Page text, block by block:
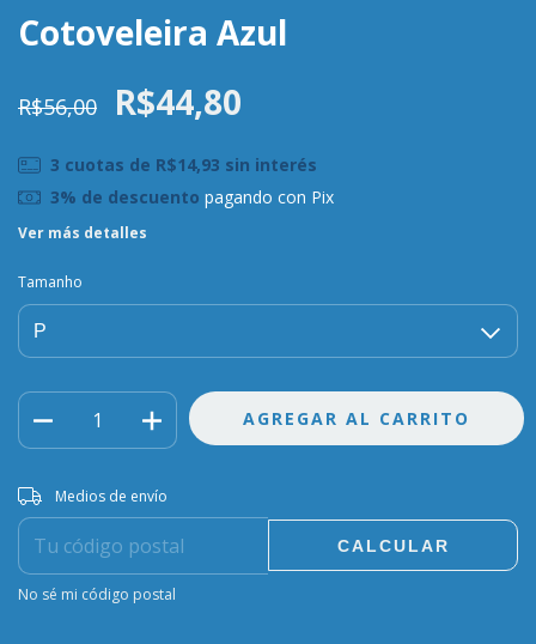
Cotoveleira Azul
R$56,00 R$44,80
3 cuotas de R$14,93 sin interés
3% de descuento pagando con Pix
Ver más detalles
Tamanho
Entregas para el CP:
Medios de envío
CALCULAR
No sé mi código postal